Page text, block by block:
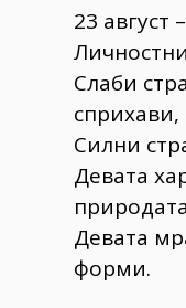
23 август
Слаби
Силни
Девата
Девата
форми.